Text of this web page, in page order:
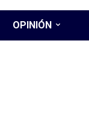
OPINIÓN